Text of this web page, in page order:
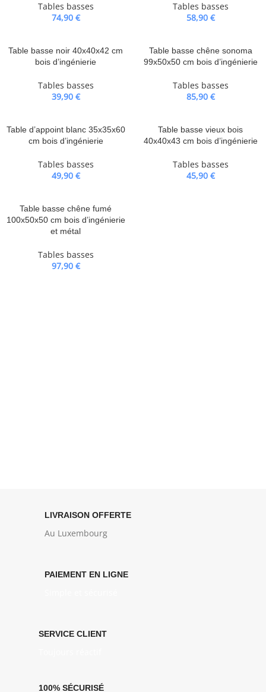
Tables basses
74,90 €
Tables basses
58,90 €
Table basse noir 40x40x42 cm
bois d’ingénierie
Tables basses
39,90 €
Table basse chêne sonoma
99x50x50 cm bois d’ingénierie
Tables basses
85,90 €
Table d’appoint blanc 35x35x60
cm bois d’ingénierie
Tables basses
49,90 €
Table basse vieux bois
40x40x43 cm bois d’ingénierie
Tables basses
45,90 €
Table basse chêne fumé
100x50x50 cm bois d’ingénierie
et métal
Tables basses
97,90 €
LIVRAISON OFFERTE
Au Luxembourg
PAIEMENT EN LIGNE
SERVICE CLIENT
100% SÉCURISÉ